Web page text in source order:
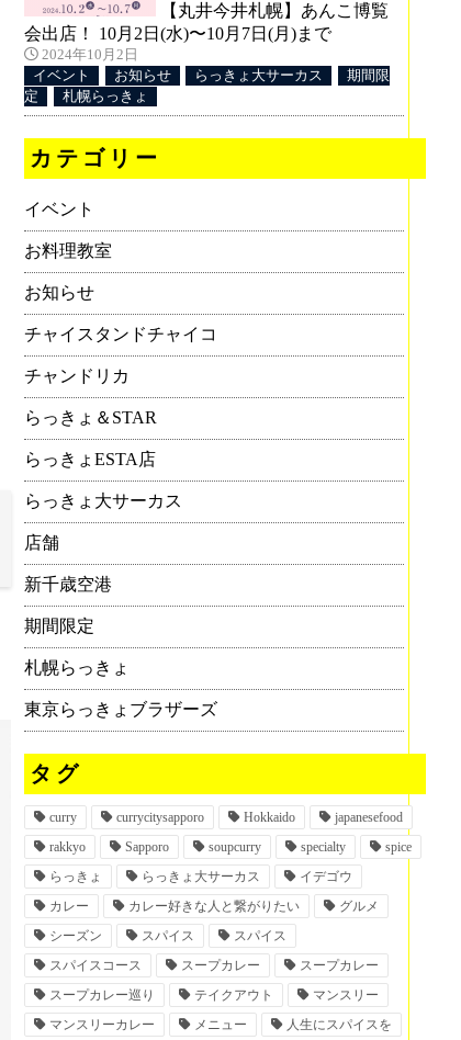
【丸井今井札幌】あんこ博覧
会出店！ 10月2日(水)〜10月7日(月)まで
2024年10月2日
イベント
お知らせ らっきょ大サーカス
期間限
定
札幌らっきょ
カテゴリー
イベント
お料理教室
お知らせ
チャイスタンドチャイコ
チャンドリカ
らっきょ＆STAR
らっきょESTA店
らっきょ大サーカス
店舗
新千歳空港
期間限定
札幌らっきょ
東京らっきょブラザーズ
タグ
curry currycitysapporo Hokkaido
japanesefood
rakkyo
Sapporo soupcurry specialty
spice
らっきょ
らっきょ大サーカス
イデゴウ
カレー
カレー好きな人と繋がりたい
グルメ
シーズン
スパイス
スパイス
スパイスコース
スープカレー
スープカレー
スープカレー巡り
テイクアウト
マンスリー
マンスリーカレー
メニュー
人生にスパイスを